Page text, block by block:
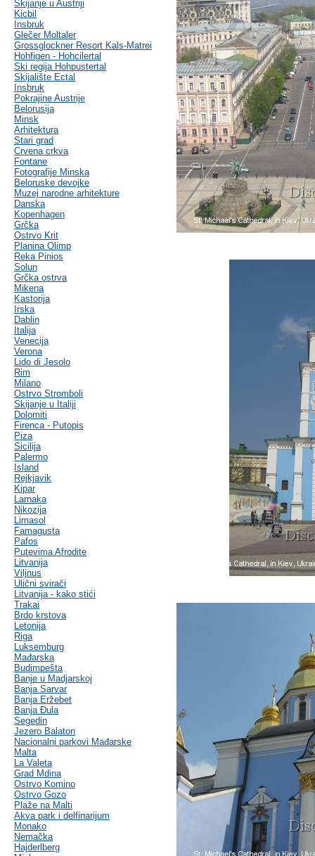
Skijanje u Austriji
Kicbil
Insbruk
Glečer Moltaler
Grossglockner Resort Kals-Matrei
Hohfigen - Hohcilertal
Ski regija Hohpustertal
Skijalište Ectal
Insbruk
Pokrajine Austrije
Belorusija
Minsk
Arhitektura
Stari grad
Crvena crkva
Fontane
Fotografije Minska
Beloruske devojke
Muzej narodne arhitekture
Danska
Kopenhagen
Grčka
Ostrvo Krit
Planina Olimp
Reka Pinios
Solun
Grčka ostrva
Mikena
Kastorija
Irska
Dablin
Italija
Venecija
Verona
Lido di Jesolo
Rim
Milano
Ostrvo Stromboli
Skijanje u Italiji
Dolomiti
Firenca - Putopis
Piza
Sicilija
Palermo
Island
Rejkjavik
Kipar
Larnaka
Nikozija
Limasol
Famagusta
Pafos
Putevima Afrodite
Litvanija
Viljnus
Ulični svirači
Litvanija - kako stići
Trakai
Brdo krstova
Letonija
Riga
Luksemburg
Mađarska
Budimpešta
Banje u Madjarskoj
Banja Sarvar
Banja Eržebet
Banja Ðula
Segedin
Jezero Balaton
Nacionalni parkovi Mađarske
Malta
La Valeta
Grad Mdina
Ostrvo Komino
Ostrvo Gozo
Plaže na Malti
Akva park i delfinarijum
Monako
Nemačka
Hajderlberg